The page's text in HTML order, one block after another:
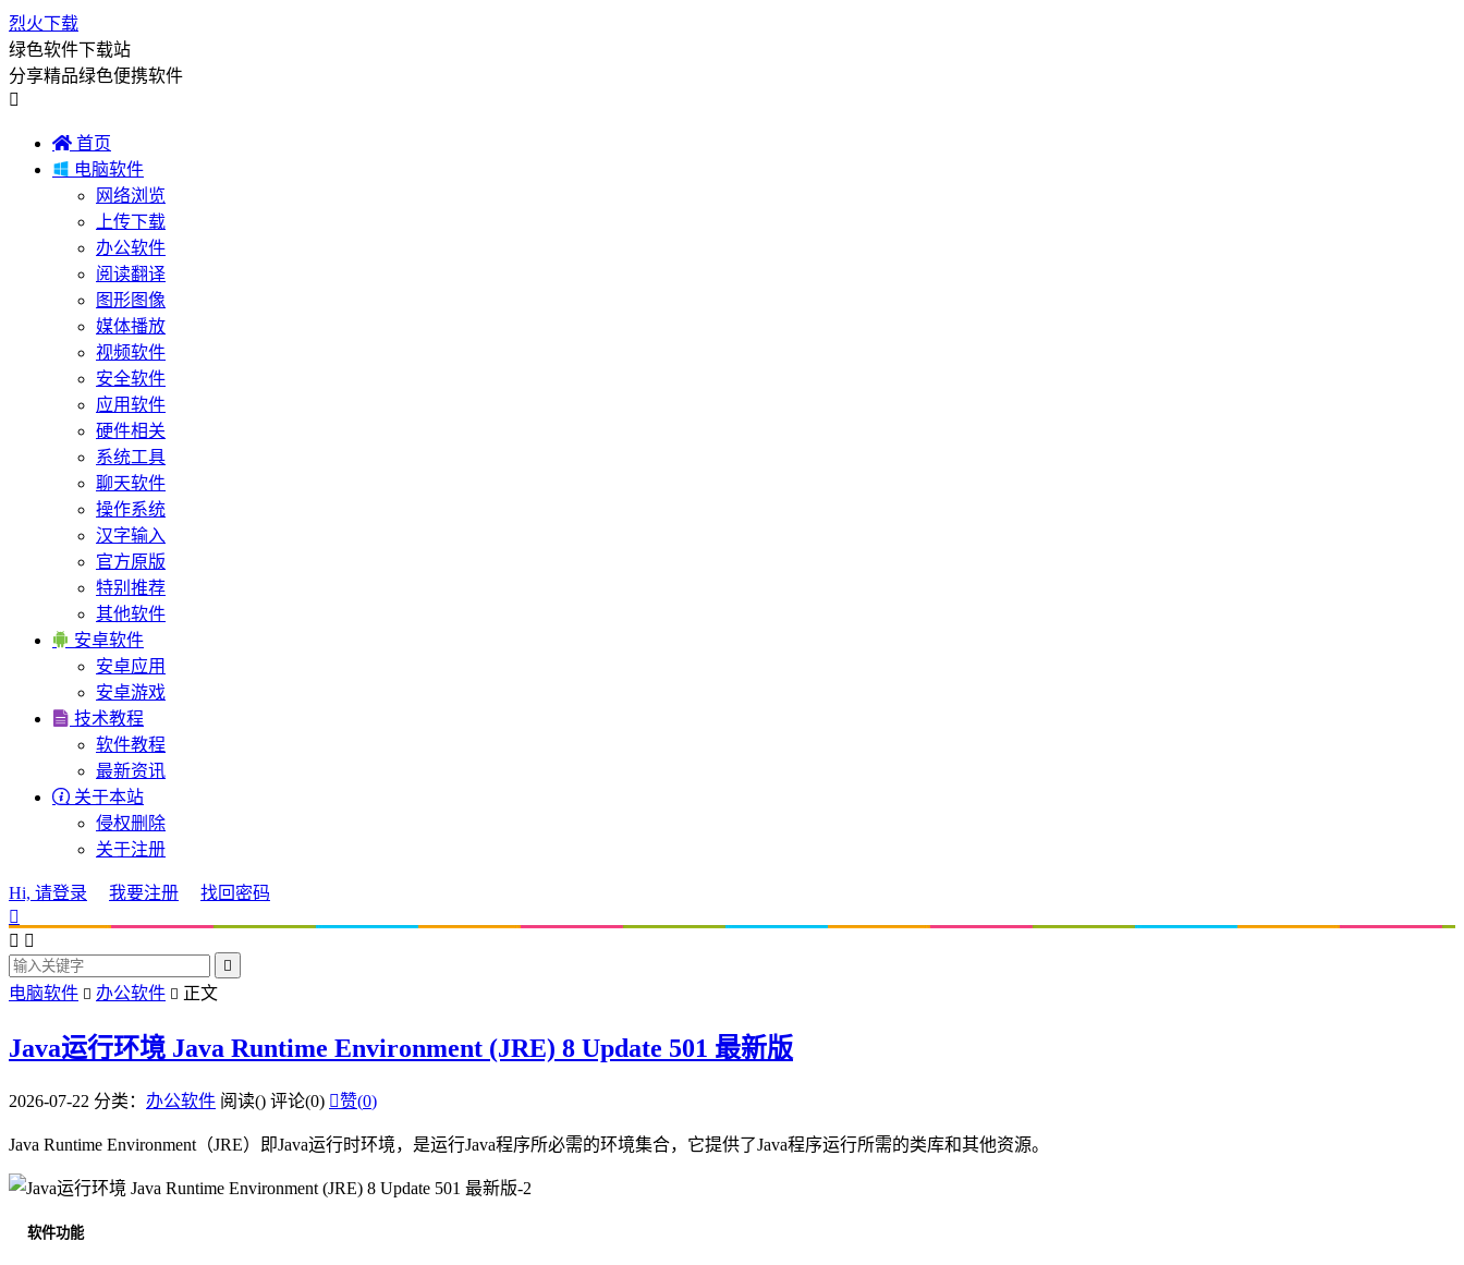
烈火下载
绿色软件下载站
分享精品绿色便携软件

 首页
 电脑软件
网络浏览
上传下载
办公软件
阅读翻译
图形图像
媒体播放
视频软件
安全软件
应用软件
硬件相关
系统工具
聊天软件
操作系统
汉字输入
官方原版
特别推荐
其他软件
 安卓软件
安卓应用
安卓游戏
 技术教程
软件教程
最新资讯
 关于本站
侵权删除
关于注册
Hi, 请登录 我要注册
找回密码

 

电脑软件  办公软件  正文
Java运行环境 Java Runtime Environment (JRE) 8 Update 501 最新版
2026-07-22 分类： 办公软件 阅读() 评论(0) 赞(0)
Java Runtime Environment（JRE）即Java运行时环境，是运行Java程序所必需的环境集合，它提供了Java程序运行所需的类库和其他资源。
软件功能